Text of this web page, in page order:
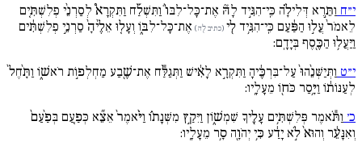
י״ח וַתֵּ֣רֶא דְּלִילָ֗ה כִּֽי־הִגִּ֣יד לָהּ֘ אֶת־כָּל־לִבּוֹ֒ וַתִּשְׁלַ֡ח וַתִּקְרָא֩ לְסַרְנֵ֨י פְלִשְׁתִּ֚ים
לֵאמֹר֙ עֲל֣וּ הַפַּ֔עַם כִּֽי־הִגִּ֥יד לִ֖י (כתיב לִ֖ה) אֶת־כָּל־לִבּ֑וֹ וְעָל֚וּ אֵלֶ֙יהָ֙ סַרְנֵ֣י פְלִשְׁתִּ֔ים
וַיַּעֲל֥וּ הַכֶּ֖סֶף בְּיָדָֽם:
י״ט וַתְּיַשְּׁנֵ֙הוּ֙ עַל־בִּרְכֶּ֔יהָ וַתִּקְרָ֣א לָאִ֔ישׁ וַתְּגַלַּ֕ח אֶת־שֶׁ֖בַע מַחְלְפ֣וֹת רֹאשׁ֑וֹ וַתָּ֙חֶל֙
לְעַנּוֹת֔וֹ וַיָּ֥סַר כֹּח֖וֹ מֵעָלָֽיו:
כ׳ וַתֹּ֕אמֶר פְּלִשְׁתִּ֥ים עָלֶ֖יךָ שִׁמְשׁ֑וֹן וַיִּקַ֣ץ מִשְּׁנָת֗וֹ וַיֹּ֙אמֶר֙ אֵצֵ֞א כְּפַ֚עַם בְּפַ֙עַם֙
וְאִנָּעֵ֔ר וְהוּא֙ לֹ֣א יָדַ֔ע כִּ֥י יְהֹוָ֖ה סָ֥ר מֵעָלָֽיו: